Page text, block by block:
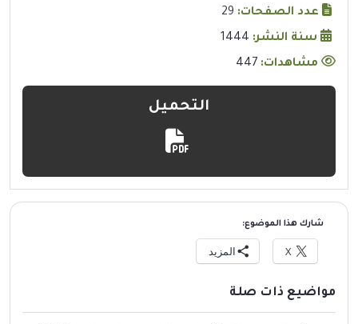
عدد الصفحات: 29
سنة النشر: 1444
مشاهدات:
التحميل
شارك هذا الموضوع:
X المزيد
مواضيع ذات صلة